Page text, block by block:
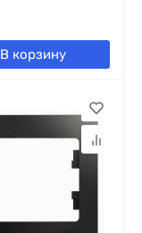
В корзину